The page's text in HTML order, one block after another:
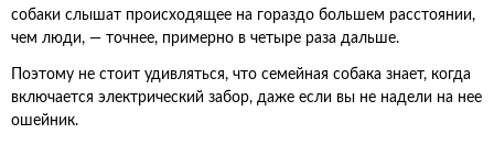
собаки слышат происходящее на гораздо большем расстоянии,
чем люди, — точнее, примерно в четыре раза дальше.
Поэтому не стоит удивляться, что семейная собака знает, когда
включается электрический забор, даже если вы не надели на нее
ошейник.